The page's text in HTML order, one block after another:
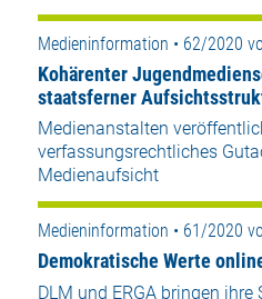
Medieninformation • 62/2020
Kohärenter
staatsferner
Medienanstalten
verfassungsrechtliches
Medienaufsicht
Medieninformation • 61/2020
Demokratische Werte
DLM und ERGA bringen